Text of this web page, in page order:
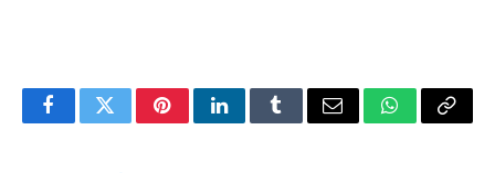
FacebookTwitterPinterestLinkedInTumblrEmail WhatsApp
Copy